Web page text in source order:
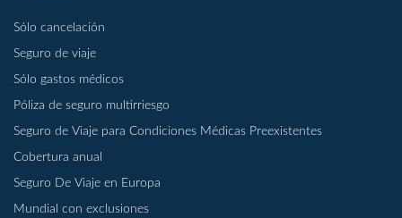
Sólo cancelación
Seguro de viaje
Sólo gastos médicos
Póliza de seguro multirriesgo
Seguro de Viaje para Condiciones Médicas Preexistentes
Cobertura anual
Seguro De Viaje en Europa
Mundial con exclusiones